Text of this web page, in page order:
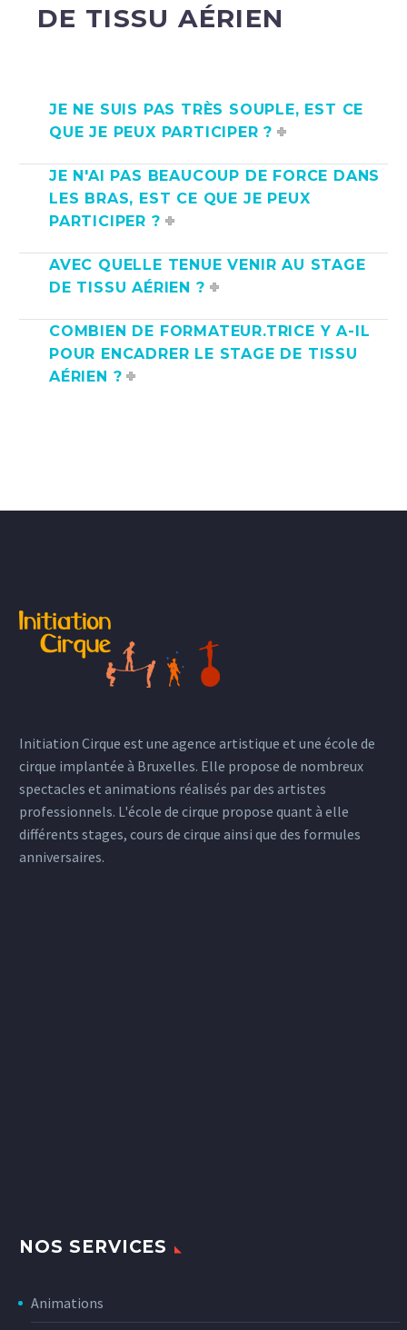
DE TISSU AÉRIEN
JE NE SUIS PAS TRÈS SOUPLE, EST CE
QUE JE PEUX PARTICIPER ?
JE N'AI PAS BEAUCOUP DE FORCE DANS
LES BRAS, EST CE QUE JE PEUX
PARTICIPER ?
AVEC QUELLE TENUE VENIR AU STAGE
DE TISSU AÉRIEN ?
COMBIEN DE FORMATEUR.TRICE Y A-IL
POUR ENCADRER LE STAGE DE TISSU
AÉRIEN ?
Initiation Cirque est une agence artistique et une école de
cirque implantée à Bruxelles. Elle propose de nombreux
spectacles et animations réalisés par des artistes
professionnels. L'école de cirque propose quant à elle
différents stages, cours de cirque ainsi que des formules
anniversaires.
NOS SERVICES
Animations